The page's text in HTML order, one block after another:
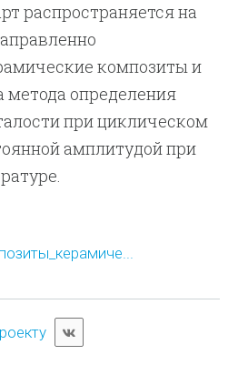
распространяется на
композиты и
метода определения
при циклическом
амплитудой при